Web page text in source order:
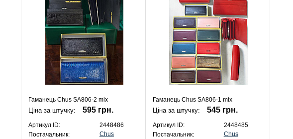
Гаманець Chus SA806-2 mix
Ціна за штучку: 595 грн.
Артикул ID:
2448486
Постачальник:
Chus
Гаманець Chus SA806-1 mix
Ціна за штучку: 545 грн.
Артикул ID:
2448485
Постачальник:
Chus